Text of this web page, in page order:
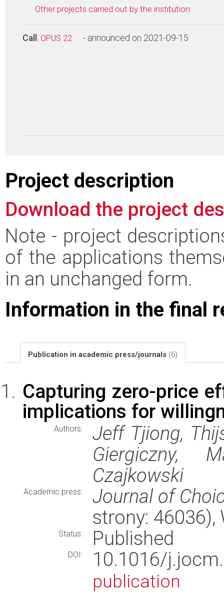
Other projects carried out by the institution
Call : OPUS 22 - announced on 2021-09-15
Project description
Download the project
Note - project
of the applications
in an unchanged form.
Information in the final
Publication in academic press/journals (6)
Capturing zero-price
implications for
Authors:
Jeff Tjiong,
Giergiczny,
Czajkowski
Academic press:
Journal of
strony:
Status: Published
DOI: 10.1016/
publication